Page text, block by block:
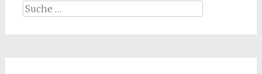
Suche
nach: